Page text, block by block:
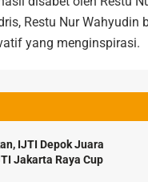
Restu Nur
yang menginspirasi.
IJTI Depok Juara
Jakarta Raya Cup